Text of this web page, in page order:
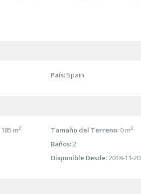
País:Spain
m2 Tamaño del Terreno:0 m2
Baños:2
Disponible Desde:2018-11-20